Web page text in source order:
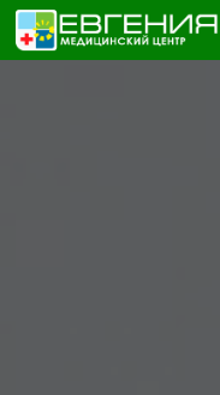
Skip to content